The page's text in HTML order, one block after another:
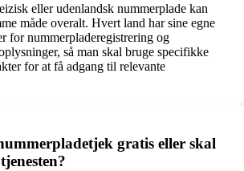
eller udenlandsk nummerplade kan
måde overalt. Hvert land har sine egne
for nummerpladeregistrering og
så man skal bruge specifikke
for at få adgang til relevante
gratis eller skal